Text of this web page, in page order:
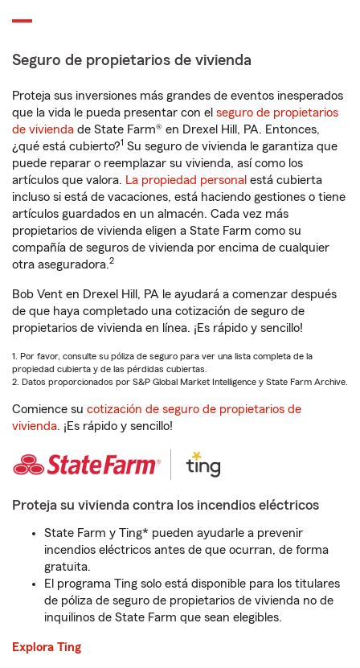
Seguro de propietarios de vivienda
Proteja sus inversiones más grandes de eventos inesperados
que la vida le pueda presentar con el seguro de propietarios
de vivienda de State Farm® en Drexel Hill, PA. Entonces,
¿qué está cubierto?1 Su seguro de vivienda le garantiza que
puede reparar o reemplazar su vivienda, así como los
artículos que valora. La propiedad personal está cubierta
incluso si está de vacaciones, está haciendo gestiones o tiene
artículos guardados en un almacén. Cada vez más
propietarios de vivienda eligen a State Farm como su
compañía de seguros de vivienda por encima de cualquier
otra aseguradora.2
Bob Vent en Drexel Hill, PA le ayudará a comenzar después
de que haya completado una cotización de seguro de
propietarios de vivienda en línea. ¡Es rápido y sencillo!
1. Por favor, consulte su póliza de seguro para ver una lista completa de la
propiedad cubierta y de las pérdidas cubiertas.
2. Datos proporcionados por S&P Global Market Intelligence y State Farm Archive.
Comience su cotización de seguro de propietarios de
vivienda. ¡Es rápido y sencillo!
Proteja su vivienda contra los incendios eléctricos
State Farm y Ting* pueden ayudarle a prevenir
incendios eléctricos antes de que ocurran, de forma
gratuita.
El programa Ting solo está disponible para los titulares
de póliza de seguro de propietarios de vivienda no de
inquilinos de State Farm que sean elegibles.
Explora Ting